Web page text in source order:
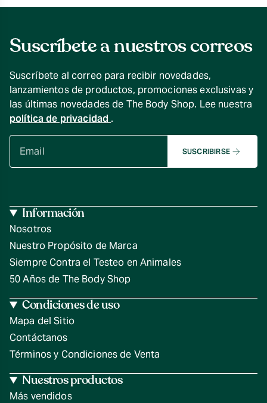
Suscríbete a nuestros correos
Suscríbete al correo para recibir novedades,
lanzamientos de productos, promociones exclusivas y
las últimas novedades de The Body Shop. Lee nuestra
política de privacidad .
SUSCRIBIRSE
Información
Nosotros
Nuestro Propósito de Marca
Siempre Contra el Testeo en Animales
50 Años de The Body Shop
Condiciones de uso
Mapa del Sitio
Contáctanos
Términos y Condiciones de Venta
Nuestros productos
Más vendidos